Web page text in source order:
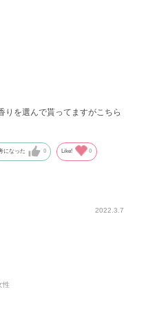
を選んで貰ってますがこちら
になった 0 Like! 0
2022.3.7
性